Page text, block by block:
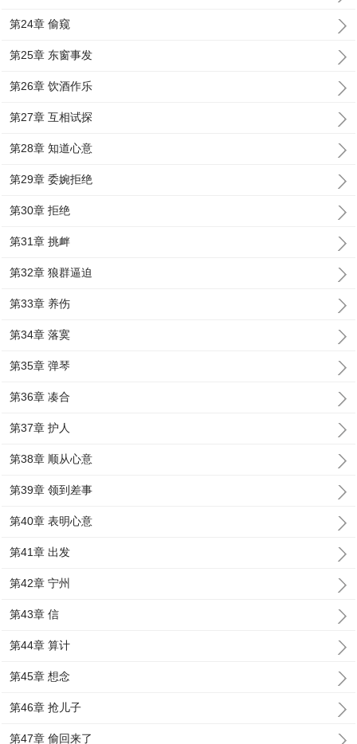
第24章 偷窥
第25章 东窗事发
第26章 饮酒作乐
第27章 互相试探
第28章 知道心意
第29章 委婉拒绝
第30章 拒绝
第31章 挑衅
第32章 狼群逼迫
第33章 养伤
第34章 落寞
第35章 弹琴
第36章 凑合
第37章 护人
第38章 顺从心意
第39章 领到差事
第40章 表明心意
第41章 出发
第42章 宁州
第43章 信
第44章 算计
第45章 想念
第46章 抢儿子
第47章 偷回来了